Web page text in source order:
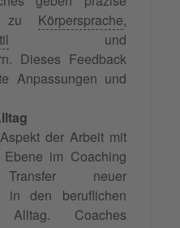
zu Körpersprache,
und
Dieses Feedback
Anpassungen und
der Arbeit mit
im Coaching
neuer
in den beruflichen
Coaches